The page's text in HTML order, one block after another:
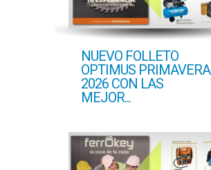
NUEVO FOLLETO
OPTIMUS PRIMAVERA
2026 CON LAS
MEJOR...